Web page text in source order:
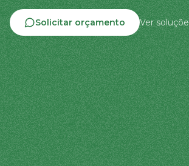
Solicitar orçamento Ver